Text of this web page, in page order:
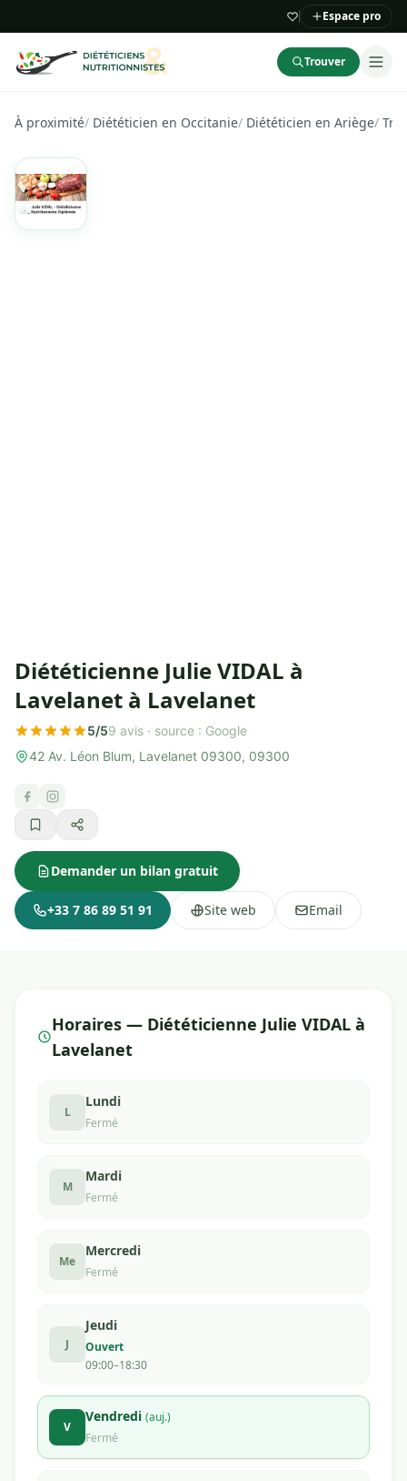
Espace pro
Trouver
À proximité/ Diététicien en Occitanie/ Diététicien en Ariège/
Diététicienne Julie VIDAL à
Lavelanet à Lavelanet
5/59 avis · source : Google
42 Av. Léon Blum, Lavelanet 09300, 09300
Demander un bilan gratuit
+33 7 86 89 51 91 Site web Email
Horaires — Diététicienne Julie VIDAL à
Lavelanet
L
Lundi
Fermé
M
Mardi
Fermé
Me
Mercredi
Fermé
J
Jeudi
Ouvert
09:00–18:30
V
Vendredi (auj.)
Fermé